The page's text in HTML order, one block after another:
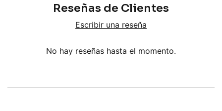
Reseñas de Clientes
Escribir una reseña
No hay reseñas hasta el momento.